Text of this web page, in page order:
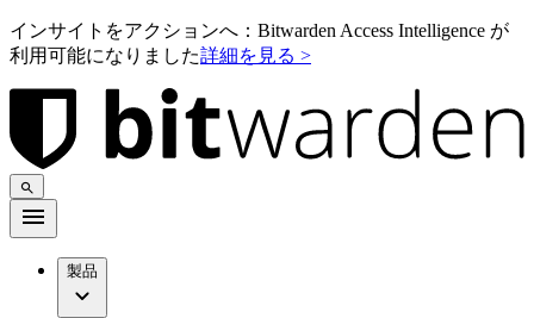
インサイトをアクションへ：Bitwarden Access Intelligence が
利用可能になりました詳細を見る >
製品